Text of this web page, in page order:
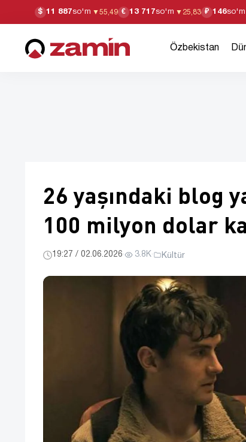
$ 11 887so'm ▼55,49 € 13 717so'm ▼ 25,83 ₽ 146so'm
Özbekistan
26 yaşındaki blog
100 milyon dolar
19:27 / 02.06.2026· 3.8K· Kültür